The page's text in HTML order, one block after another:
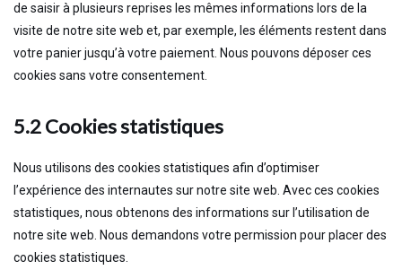
de saisir à plusieurs reprises les mêmes informations lors de la
visite de notre site web et, par exemple, les éléments restent dans
votre panier jusqu’à votre paiement. Nous pouvons déposer ces
cookies sans votre consentement.
5.2 Cookies statistiques
Nous utilisons des cookies statistiques afin d’optimiser
l’expérience des internautes sur notre site web. Avec ces cookies
statistiques, nous obtenons des informations sur l’utilisation de
notre site web. Nous demandons votre permission pour placer des
cookies statistiques.